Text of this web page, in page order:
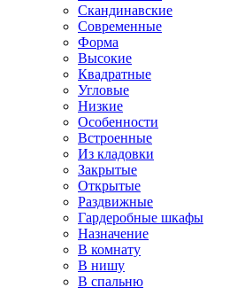
Скандинавские
Современные
Форма
Высокие
Квадратные
Угловые
Низкие
Особенности
Встроенные
Из кладовки
Закрытые
Открытые
Раздвижные
Гардеробные шкафы
Назначение
В комнату
В нишу
В спальню